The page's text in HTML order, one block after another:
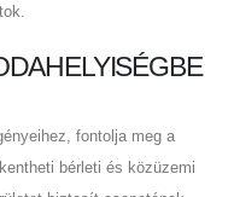
fontolja meg a
bérleti és közüzemi